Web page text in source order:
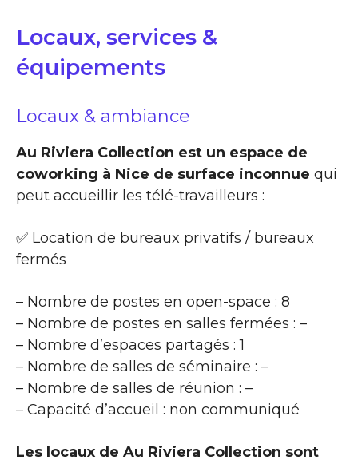
Locaux, services &
équipements
Locaux & ambiance
Au Riviera Collection est un espace de
coworking à Nice de surface inconnue qui
peut accueillir les télé-travailleurs :
✅ Location de bureaux privatifs / bureaux
fermés
– Nombre de postes en open-space : 8
– Nombre de postes en salles fermées : –
– Nombre d’espaces partagés : 1
– Nombre de salles de séminaire : –
– Nombre de salles de réunion : –
– Capacité d’accueil : non communiqué
Les locaux de Au Riviera Collection sont